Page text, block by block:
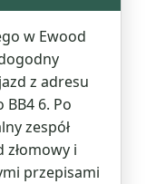
w Ewood
z adresu
6. Po
zespół
złomowy i
przepisami